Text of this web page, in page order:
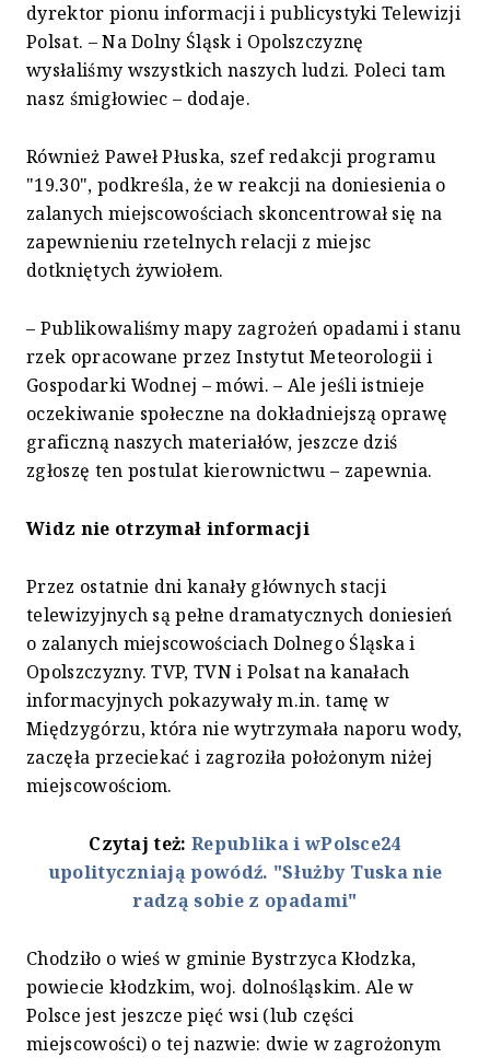
dyrektor pionu informacji i publicystyki Telewizji
Polsat. – Na Dolny Śląsk i Opolszczyznę
wysłaliśmy wszystkich naszych ludzi. Poleci tam
nasz śmigłowiec – dodaje.
Również Paweł Płuska, szef redakcji programu
"19.30", podkreśla, że w reakcji na doniesienia o
zalanych miejscowościach skoncentrował się na
zapewnieniu rzetelnych relacji z miejsc
dotkniętych żywiołem.
– Publikowaliśmy mapy zagrożeń opadami i stanu
rzek opracowane przez Instytut Meteorologii i
Gospodarki Wodnej – mówi. – Ale jeśli istnieje
oczekiwanie społeczne na dokładniejszą oprawę
graficzną naszych materiałów, jeszcze dziś
zgłoszę ten postulat kierownictwu – zapewnia.
Widz nie otrzymał informacji
Przez ostatnie dni kanały głównych stacji
telewizyjnych są pełne dramatycznych doniesień
o zalanych miejscowościach Dolnego Śląska i
Opolszczyzny. TVP, TVN i Polsat na kanałach
informacyjnych pokazywały m.in. tamę w
Międzygórzu, która nie wytrzymała naporu wody,
zaczęła przeciekać i zagroziła położonym niżej
miejscowościom.
Czytaj też:Republika i wPolsce24
upolityczniają powódź. "Służby Tuska nie
radzą sobie z opadami"
Chodziło o wieś w gminie Bystrzyca Kłodzka,
powiecie kłodzkim, woj. dolnośląskim. Ale w
Polsce jest jeszcze pięć wsi (lub części
miejscowości) o tej nazwie: dwie w zagrożonym